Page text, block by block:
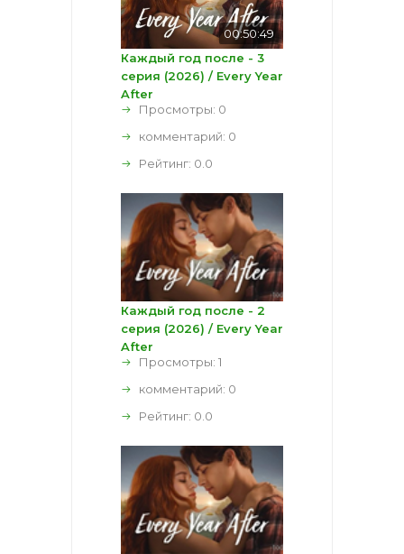
00:50:49
Каждый год после - 3
серия (2026) / Every Year
After
Просмотры: 0
комментарий: 0
Рейтинг: 0.0
Каждый год после - 2
серия (2026) / Every Year
After
Просмотры: 1
комментарий: 0
Рейтинг: 0.0